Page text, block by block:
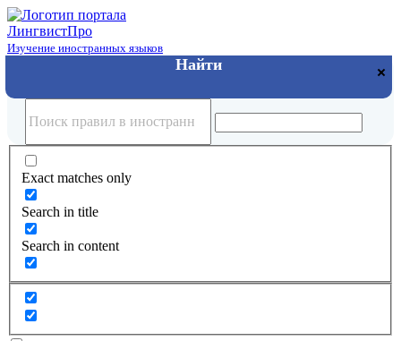
ЛингвистПро
Изучение иностранных языков
Exact matches only
Search in title
Search in content